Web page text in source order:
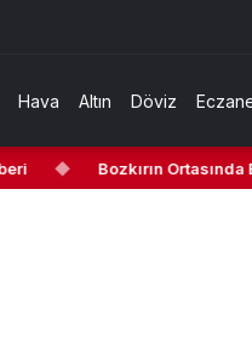
Hava Altın Döviz
◆ Bozkırın Ortasında Bir